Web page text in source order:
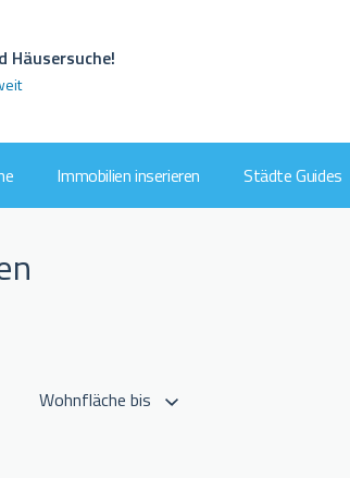
Häusersuche!
Immobilien inserieren Städte Guides